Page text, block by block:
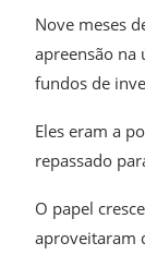
Nove meses
apreensão na
fundos de
Eles eram a
repassado
O papel
aproveitaram